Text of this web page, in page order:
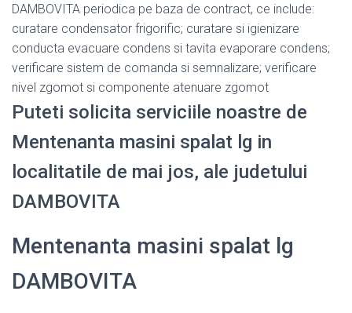
DAMBOVITA periodica pe baza de contract, ce include:
curatare condensator frigorific; curatare si igienizare
conducta evacuare condens si tavita evaporare condens;
verificare sistem de comanda si semnalizare; verificare
nivel zgomot si componente atenuare zgomot
Puteti solicita serviciile noastre de
Mentenanta masini spalat lg in
localitatile de mai jos, ale judetului
DAMBOVITA
Mentenanta masini spalat lg
DAMBOVITA